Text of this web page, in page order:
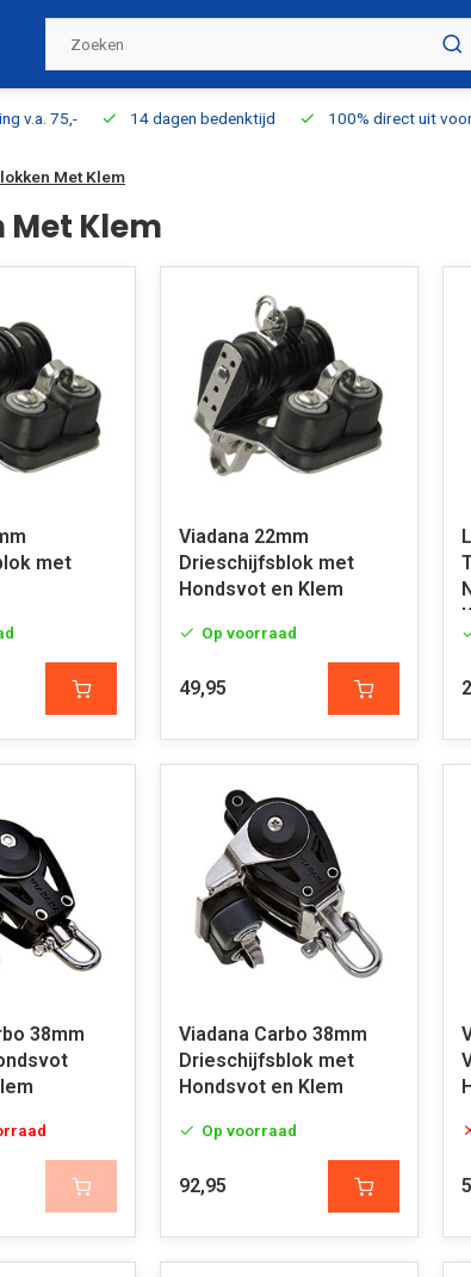
v.a. 75,- 14 dagen bedenktijd 100% direct uit
Met Klem
Met Klem
met
Viadana 22mm
Drieschijfsblok met
Hondsvot en Klem
Op voorraad
49,95
38mm
Viadana Carbo 38mm
Drieschijfsblok met
Hondsvot en Klem
Op voorraad
92,95